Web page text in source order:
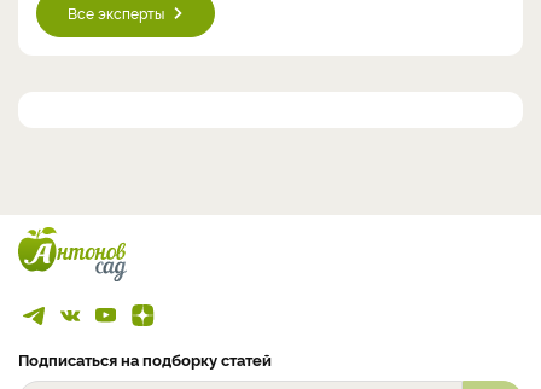
Все эксперты
Подписаться на подборку статей